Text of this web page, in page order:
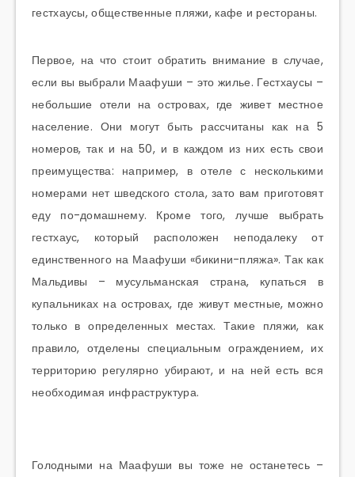
гестхаусы, общественные пляжи, кафе и рестораны.
Первое, на что стоит обратить внимание в случае,
если вы выбрали Маафуши – это жилье. Гестхаусы –
небольшие отели на островах, где живет местное
население. Они могут быть рассчитаны как на 5
номеров, так и на 50, и в каждом из них есть свои
преимущества: например, в отеле с несколькими
номерами нет шведского стола, зато вам приготовят
еду по-домашнему. Кроме того, лучше выбрать
гестхаус, который расположен неподалеку от
единственного на Маафуши «бикини-пляжа». Так как
Мальдивы – мусульманская страна, купаться в
купальниках на островах, где живут местные, можно
только в определенных местах. Такие пляжи, как
правило, отделены специальным ограждением, их
территорию регулярно убирают, и на ней есть вся
необходимая инфраструктура.
Голодными на Маафуши вы тоже не останетесь –